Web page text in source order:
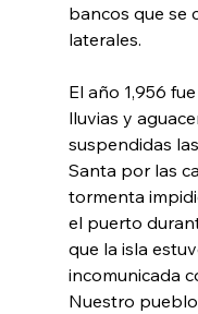
bancos que se
laterales.
El año 1,956
lluvias y
suspendidas
Santa por las
tormenta
el puerto
que la isla
incomunicada
Nuestro